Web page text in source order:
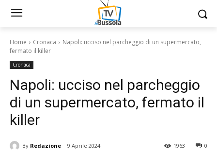
Home Cronaca
Napoli: ucciso nel parcheggio di un supermercato,
fermato il killer
Cronaca
Napoli: ucciso nel parcheggio
di un supermercato, fermato il
killer
By Redazione 9 Aprile 2024 0
1963